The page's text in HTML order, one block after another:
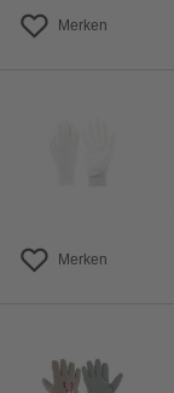
Merken
Merken